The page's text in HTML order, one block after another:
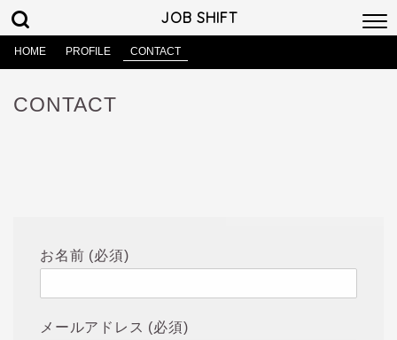
JOB SHIFT
HOME PROFILE CONTACT
CONTACT
お名前 (必須)
メールアドレス (必須)